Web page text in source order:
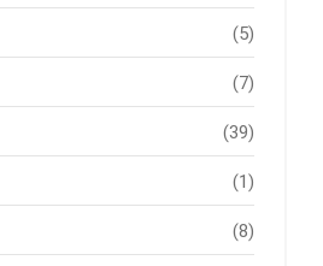
(5)
(7)
(39)
(1)
(8)